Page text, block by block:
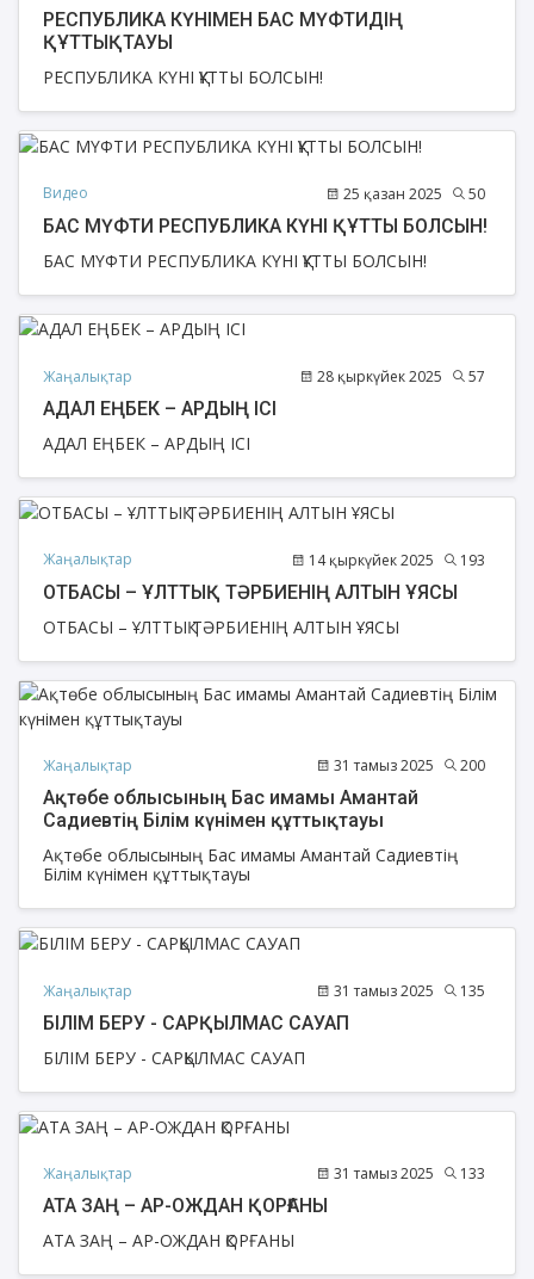
РЕСПУБЛИКА КҮНІМЕН БАС МҮФТИДІҢ
ҚҰТТЫҚТАУЫ
РЕСПУБЛИКА КҮНІ ҚҰТТЫ БОЛСЫН!
Видео 25 қазан 2025 50
БАС МҮФТИ РЕСПУБЛИКА КҮНІ ҚҰТТЫ БОЛСЫН!
БАС МҮФТИ РЕСПУБЛИКА КҮНІ ҚҰТТЫ БОЛСЫН!
Жаңалықтар 28 қыркүйек 2025 57
АДАЛ ЕҢБЕК – АРДЫҢ ІСІ
АДАЛ ЕҢБЕК – АРДЫҢ ІСІ
Жаңалықтар 14 қыркүйек 2025 193
ОТБАСЫ – ҰЛТТЫҚ ТӘРБИЕНІҢ АЛТЫН ҰЯСЫ
ОТБАСЫ – ҰЛТТЫҚ ТӘРБИЕНІҢ АЛТЫН ҰЯСЫ
Жаңалықтар 31 тамыз 2025 200
Ақтөбе облысының Бас имамы Амантай
Садиевтің Білім күнімен құттықтауы
Ақтөбе облысының Бас имамы Амантай Садиевтің
Білім күнімен құттықтауы
Жаңалықтар 31 тамыз 2025 135
БІЛІМ БЕРУ - САРҚЫЛМАС САУАП
БІЛІМ БЕРУ - САРҚЫЛМАС САУАП
Жаңалықтар 31 тамыз 2025 133
АТА ЗАҢ – АР-ОЖДАН ҚОРҒАНЫ
АТА ЗАҢ – АР-ОЖДАН ҚОРҒАНЫ